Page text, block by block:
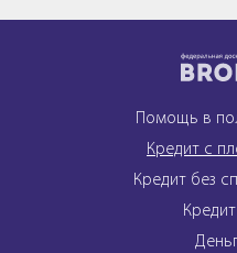
Помощь в
Кредит с
Кредит без